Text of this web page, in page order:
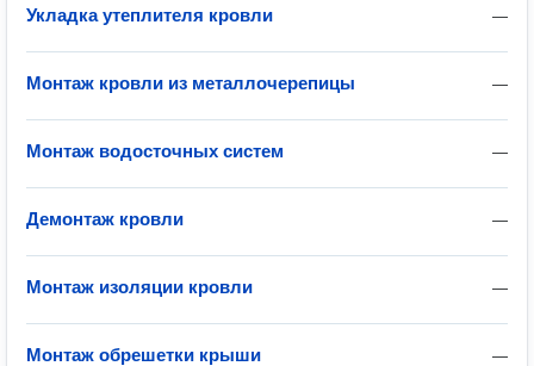
—
Укладка утеплителя кровли
—
Монтаж кровли из металлочерепицы
—
Монтаж водосточных систем
—
Демонтаж кровли
—
Монтаж изоляции кровли
—
Монтаж обрешетки крыши